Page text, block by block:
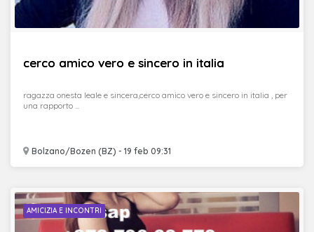
cerco amico vero e sincero in italia
Bolzano/Bozen (BZ) - 19 feb 09:31
ragazza onesta leale e sincera,cerco amico vero e sincero in italia , per
una rapporto ...
AMICIZIA E INCONTRI